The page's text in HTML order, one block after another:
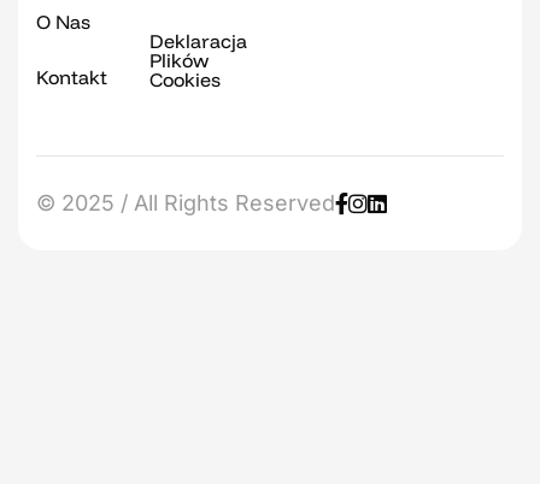
O Nas
Kontakt
Deklaracja
Plików
Cookies
© 2025 / All Rights Reserved